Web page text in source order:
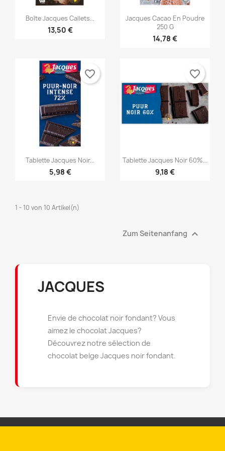
Abbrechen Wunschliste erstellen
Abbrechen Anmelden
Vorschau
Boîte Jacques Callets...
13,50 €
Vorschau
Jacques Cacao En Poudre
250 G
14,78 €
Vorschau
Tablette Jacques Noir...
5,98 €
favorite_border
Vorschau
Tablette Jacques Noir 60%...
9,18 €
favorite_border
1 - 10 von 10 Artikel(n)
Zum Seitenanfang 
JACQUES
Envie de chocolat noir fondant? Vous
aimez le chocolat Jacques?
Découvrez notre sélection de
chocolat belge Jacques noir fondant.